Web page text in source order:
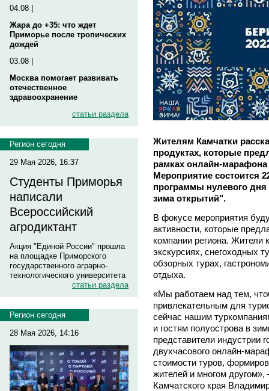
04.08 |
Жара до +35: что ждет
Приморье после тропических
дождей
03.08 |
Москва помогает развивать
отечественное
здравоохранение
статьи раздела
Регион сегодня
29 Мая 2026, 16:37
Студенты Приморья
написали
Всероссийский
агродиктант
Акция "Единой России" прошла
на площадке Приморского
государственного аграрно-
технологического университета
статьи раздела
Регион сегодня
28 Мая 2026, 14:16
Жителям Камчатки
продуктах, которые
рамках онлайн-
Мероприятие состоится
программы нулевого
зима открытий".
В фокусе мероприятия
активности, которые
компании региона. Жители
экскурсиях, снегоходных
обзорных турах,
отдыха.
«Мы работаем над тем,
привлекательным для
сейчас нашим
и гостям полуострова в
представители индустрии
двухчасового онлайн-
стоимости туров,
жителей и многом другом»,
Камчатского края